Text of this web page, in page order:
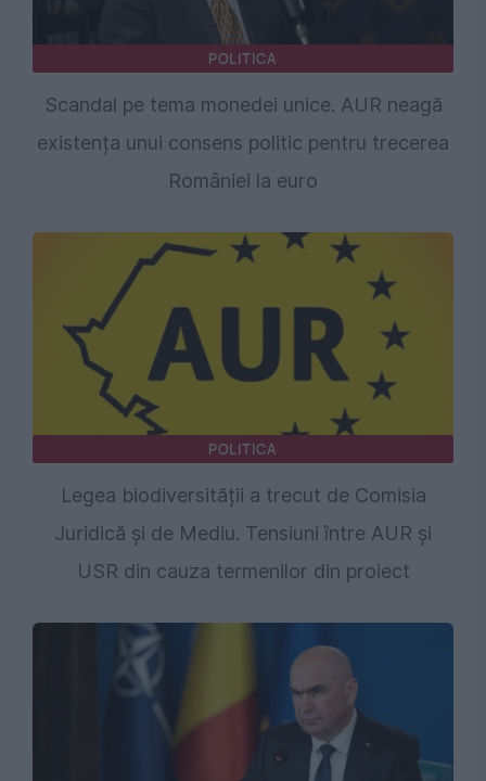
POLITICA
Scandal pe tema monedei unice. AUR neagă
existența unui consens politic pentru trecerea
României la euro
POLITICA
Legea biodiversității a trecut de Comisia
Juridică și de Mediu. Tensiuni între AUR și
USR din cauza termenilor din proiect